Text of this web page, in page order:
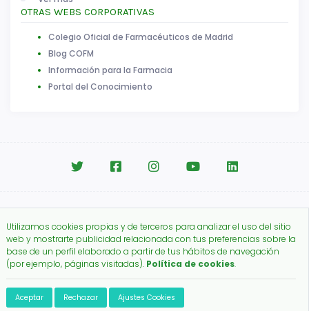
OTRAS WEBS CORPORATIVAS
Colegio Oficial de Farmacéuticos de Madrid
Blog COFM
Información para la Farmacia
Portal del Conocimiento
Copyright © 2026.
Colegio Oficial de Farmacéuticos de Madrid.
Utilizamos cookies propias y de terceros para analizar el uso del sitio
web y mostrarte publicidad relacionada con tus preferencias sobre la
base de un perfil elaborado a partir de tus hábitos de navegación
(por ejemplo, páginas visitadas). Política de cookies.
Aceptar Rechazar Ajustes Cookies